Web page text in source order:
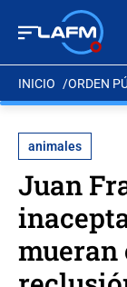
INICIO ORDEN
animales
Juan
mueran